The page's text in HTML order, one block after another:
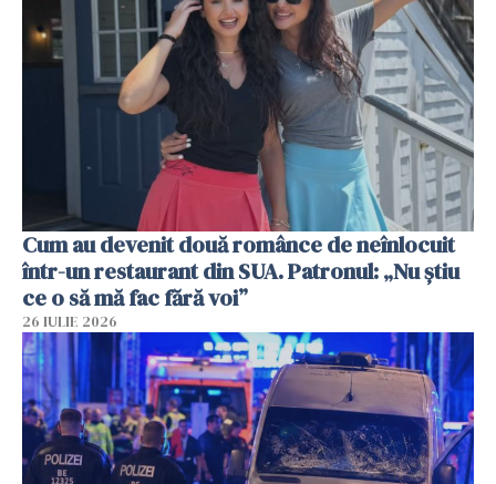
Cum au devenit două românce de neînlocuit
într-un restaurant din SUA. Patronul: „Nu știu
ce o să mă fac fără voi”
26 IULIE 2026